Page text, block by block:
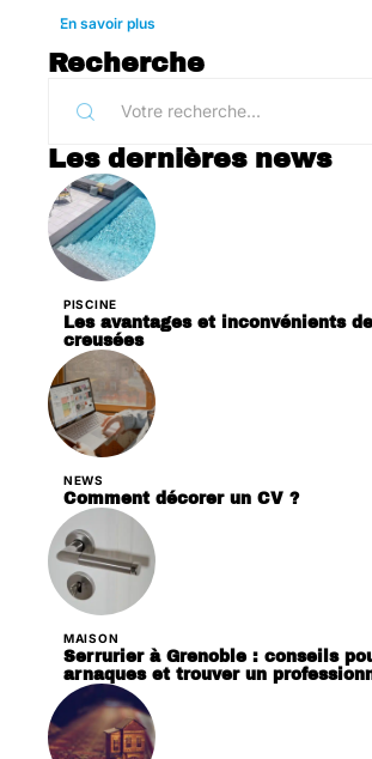
En savoir plus
Recherche
Les dernières news
PISCINE
Les avantages et inconvénients
creusées
NEWS
Comment décorer un CV ?
MAISON
Serrurier à Grenoble : conseils
arnaques et trouver un